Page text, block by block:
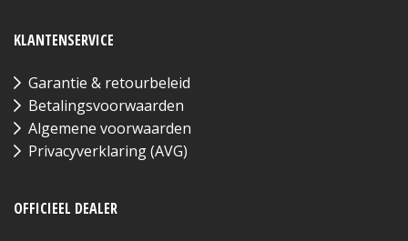
KLANTENSERVICE
Garantie & retourbeleid
Betalingsvoorwaarden
Algemene voorwaarden
Privacyverklaring (AVG)
OFFICIEEL DEALER